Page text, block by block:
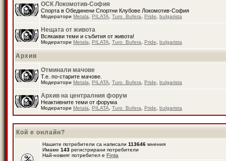
ОСК Локомотив-София
Спорта в Обединени Спортни Клубове Локомотив-София
Модератори Metala PILATA Turo_Bufera Pride bulgarista
Нещата от живота
Всякакви теми и събития от живота!
Модератори Metala PILATA Turo_Bufera Pride bulgarista
Архив
Отминали мачове
Т.е. по-старите мачове.
Модератори Metala PILATA Turo_Bufera Pride bulgarista
Архив на централния форум
Неактивните теми от форума
Модератори Metala PILATA Turo_Bufera Pride bulgarista
Кой е онлайн?
Нашите потребители са написали 113646 мнения
Имаме 143 регистрирани потребители
Най-новият потребител е Finta